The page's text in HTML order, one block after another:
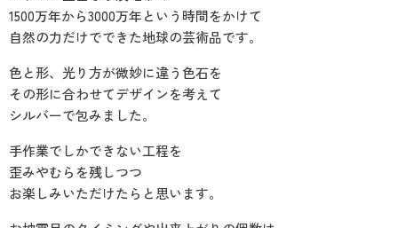
1500万年から3000万年という時間をかけて
自然の力だけでできた地球の芸術品です。
色と形、光り方が微妙に違う色石を
その形に合わせてデザインを考えて
シルバーで包みました。
手作業でしかできない工程を
歪みやむらを残しつつ
お楽しみいただけたらと思います。